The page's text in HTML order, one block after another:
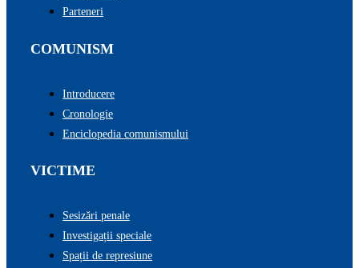
Parteneri
COMUNISM
Introducere
Cronologie
Enciclopedia comunismului
VICTIME
Sesizări penale
Investigații speciale
Spații de represiune